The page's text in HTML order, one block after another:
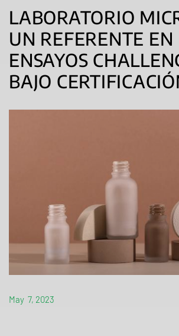
LABORATORIO
UN REFERENTE EN
ENSAYOS
BAJO
May 7, 2023